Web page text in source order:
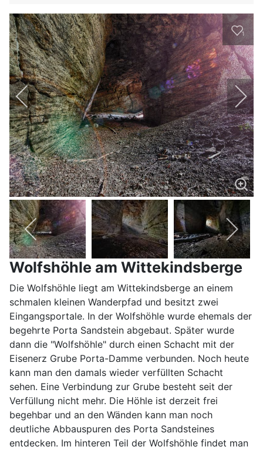
1
Wolfshöhle am Wittekindsberge
Die Wolfshöhle liegt am Wittekindsberge an einem
schmalen kleinen Wanderpfad und besitzt zwei
Eingangsportale. In der Wolfshöhle wurde ehemals der
begehrte Porta Sandstein abgebaut. Später wurde
dann die "Wolfshöhle" durch einen Schacht mit der
Eisenerz Grube Porta-Damme verbunden. Noch heute
kann man den damals wieder verfüllten Schacht
sehen. Eine Verbindung zur Grube besteht seit der
Verfüllung nicht mehr. Die Höhle ist derzeit frei
begehbar und an den Wänden kann man noch
deutliche Abbauspuren des Porta Sandsteines
entdecken. Im hinteren Teil der Wolfshöhle findet man